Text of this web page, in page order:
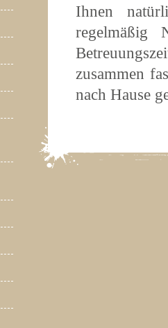
Ihnen
regelmäßig
zusammen
nach Hause